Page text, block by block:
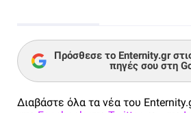
Πρόσθεσε το Enternity.gr
πηγές σου στη
Διαβάστε όλα τα νέα του